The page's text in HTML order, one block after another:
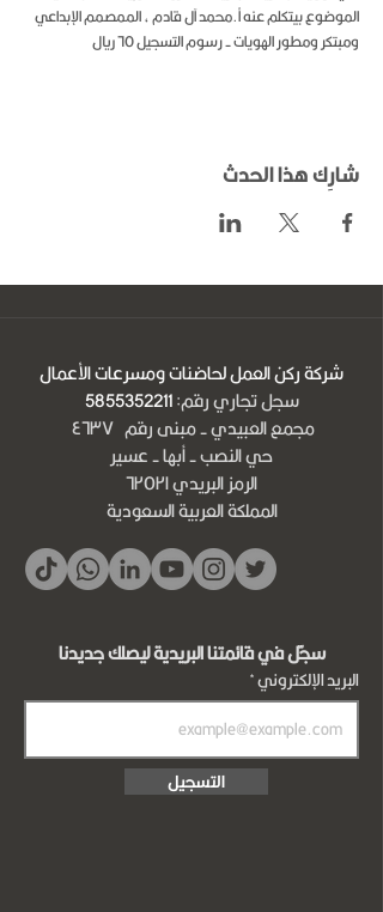
الموضوع بيتكلم عنه أ.محمد آل قادم ، الممصمم الإبداعي
ومبتكر ومطور الهويات - رسوم التسجيل ٦٥ ريال
شارِك هذا الحدث
شركة ركن العمل لحاضنات ومسرعات الأعمال
سجل تجاري رقم:5855352211
مجمع العبيدي - مبنى رقم ٤٦٣٧
حي النصب - أبها - عسير
الرمز البريدي ٦٢٥٢١
المملكة العربية السعودية
سجّل في قائمتنا البريدية ليصلك جديدنا
البريد الإلكتروني
التسجيل